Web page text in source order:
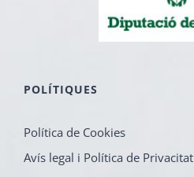
POLÍTIQUES
Política de Cookies
Avís legal i Política de Privacitat